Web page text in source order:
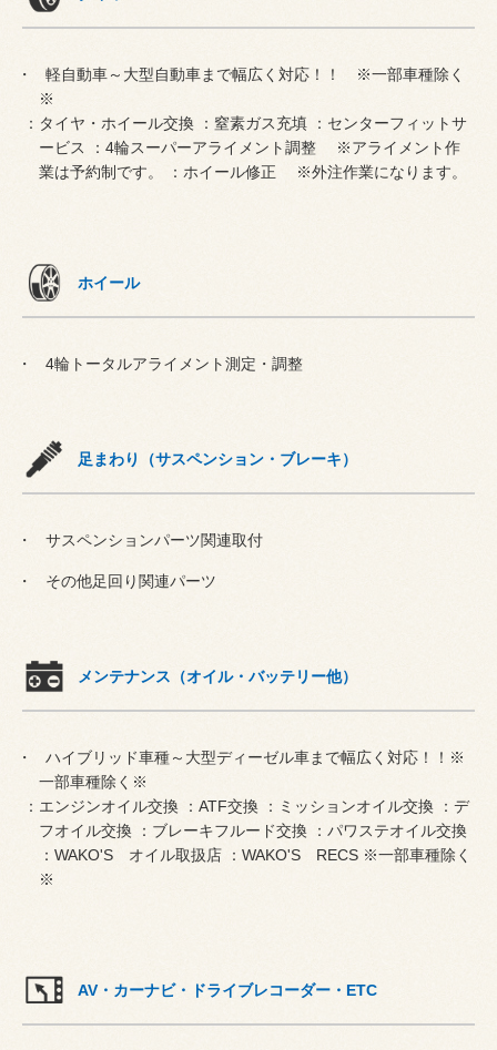
軽自動車～大型自動車まで幅広く対応！！ ※一部車種除く
※
：タイヤ・ホイール交換 ：窒素ガス充填 ：センターフィットサ
ービス ：4輪スーパーアライメント調整 ※アライメント作
業は予約制です。 ：ホイール修正 ※外注作業になります。
ホイール
4輪トータルアライメント測定・調整
足まわり（サスペンション・ブレーキ）
サスペンションパーツ関連取付
その他足回り関連パーツ
メンテナンス（オイル・バッテリー他）
ハイブリッド車種～大型ディーゼル車まで幅広く対応！！※
一部車種除く※
：エンジンオイル交換 ：ATF交換 ：ミッションオイル交換 ：デ
フオイル交換 ：ブレーキフルード交換 ：パワステオイル交換
：WAKO'S オイル取扱店 ：WAKO'S RECS ※一部車種除く
※
AV・カーナビ・ドライブレコーダー・ETC